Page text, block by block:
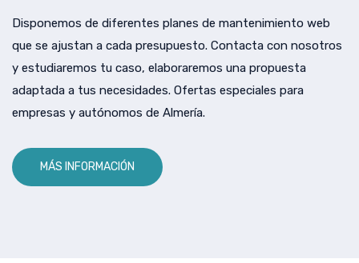
Disponemos de diferentes planes de mantenimiento web
que se ajustan a cada presupuesto. Contacta con nosotros
y estudiaremos tu caso, elaboraremos una propuesta
adaptada a tus necesidades. Ofertas especiales para
empresas y autónomos de Almería.
MÁS INFORMACIÓN